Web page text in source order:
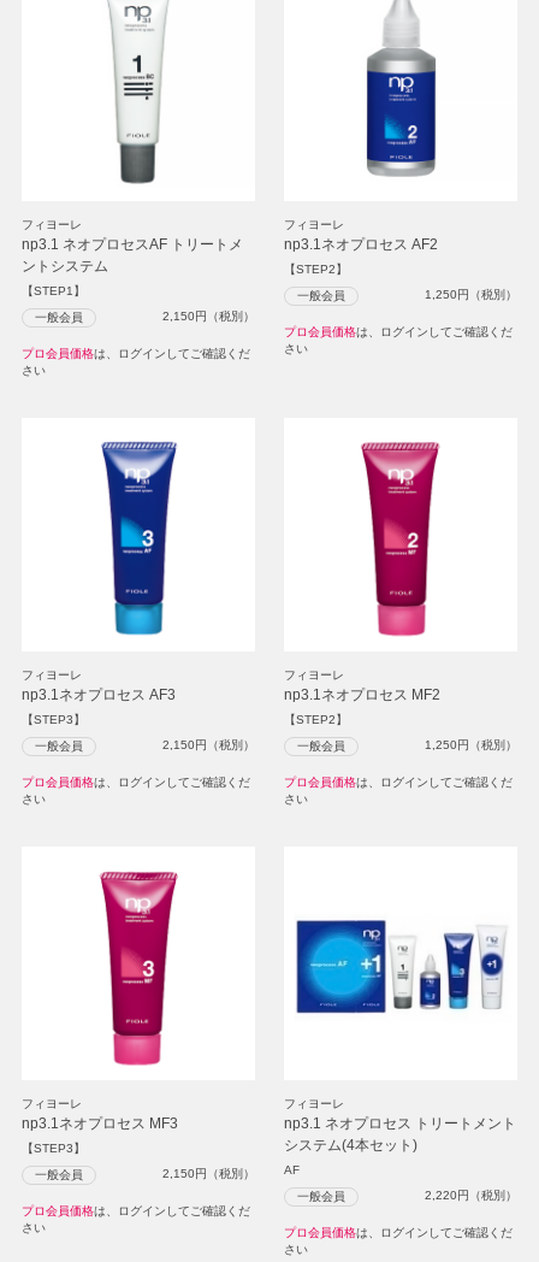
フィヨーレ
np3.1 ネオプロセスAF トリートメ
ントシステム
【STEP1】
一般会員 2,150円（税別）
プロ会員価格は、ログインしてご確認くだ
さい
フィヨーレ
np3.1ネオプロセス AF2
【STEP2】
一般会員 1,250円（税別）
プロ会員価格は、ログインしてご確認くだ
さい
フィヨーレ
np3.1ネオプロセス AF3
【STEP3】
一般会員 2,150円（税別）
プロ会員価格は、ログインしてご確認くだ
さい
フィヨーレ
np3.1ネオプロセス MF2
【STEP2】
一般会員 1,250円（税別）
プロ会員価格は、ログインしてご確認くだ
さい
フィヨーレ
np3.1ネオプロセス MF3
【STEP3】
一般会員 2,150円（税別）
プロ会員価格は、ログインしてご確認くだ
さい
フィヨーレ
np3.1 ネオプロセス トリートメント
システム(4本セット)
AF
一般会員 2,220円（税別）
プロ会員価格は、ログインしてご確認くだ
さい